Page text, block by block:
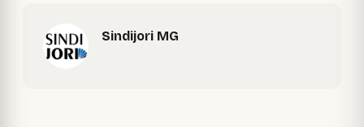
Sindijori MG